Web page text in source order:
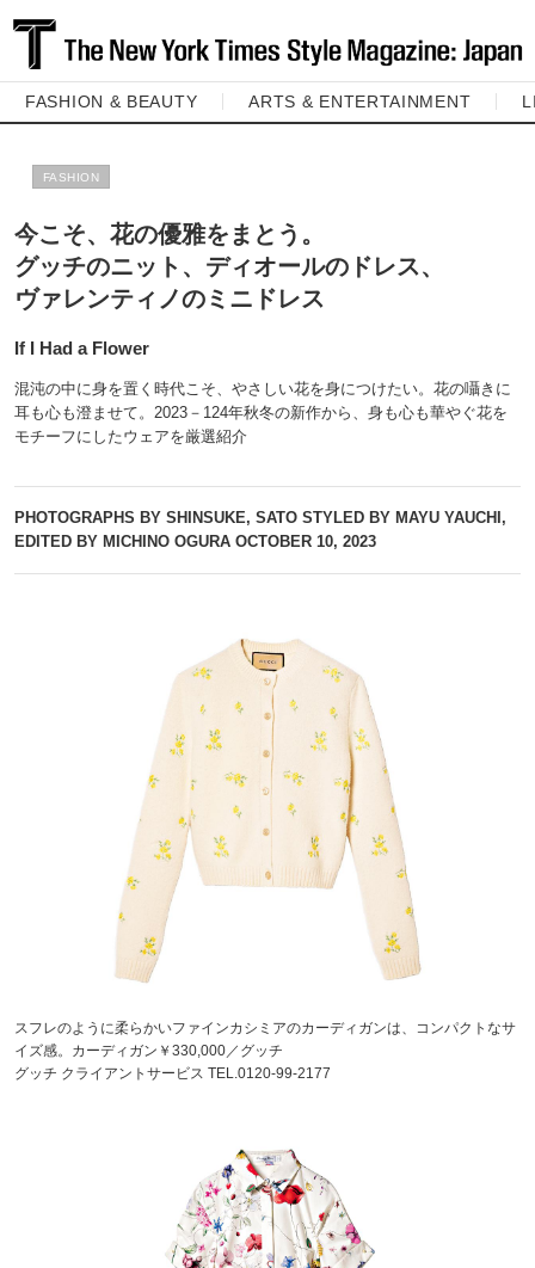
FASHION & BEAUTY ARTS & ENTERTAINMENT
FASHION
今こそ、花の優雅をまとう。
グッチのニット、ディオールのドレス、
ヴァレンティノのミニドレス
If I Had a Flower
混沌の中に身を置く時代こそ、やさしい花を身につけたい。花の囁きに
耳も心も澄ませて。2023－124年秋冬の新作から、身も心も華やぐ花を
モチーフにしたウェアを厳選紹介
PHOTOGRAPHS BY SHINSUKE, SATO STYLED BY MAYU YAUCHI,
EDITED BY MICHINO OGURA OCTOBER 10, 2023
スフレのように柔らかいファインカシミアのカーディガンは、コンパクトなサ
イズ感。カーディガン￥330,000／グッチ
グッチ クライアントサービス TEL.0120-99-2177